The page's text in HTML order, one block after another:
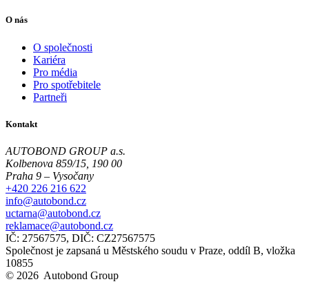
O nás
O společnosti
Kariéra
Pro média
Pro spotřebitele
Partneři
Kontakt
AUTOBOND GROUP a.s.
Kolbenova 859/15, 190 00
Praha 9 – Vysočany
+420 226 216 622
info@autobond.cz
uctarna@autobond.cz
reklamace@autobond.cz
IČ: 27567575, DIČ: CZ27567575
Společnost je zapsaná u Městského soudu v Praze, oddíl B, vložka
10855
© 2026 Autobond Group